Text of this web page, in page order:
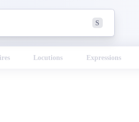
S
Locutions Expressions